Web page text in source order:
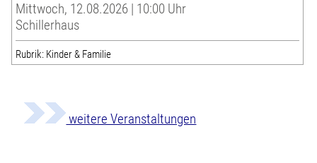
Mittwoch, 12.08.2026 | 10:00 Uhr
Schillerhaus
Rubrik: Kinder & Familie
weitere Veranstaltungen